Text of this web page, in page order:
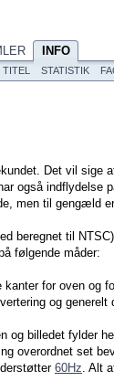
INFO
STATISTIK
Det vil sige
også indflydelse
men til gengæld
beregnet til
følgende måder:
for oven og
og generelt
og billedet fylder
overordnet set
60Hz. Alt